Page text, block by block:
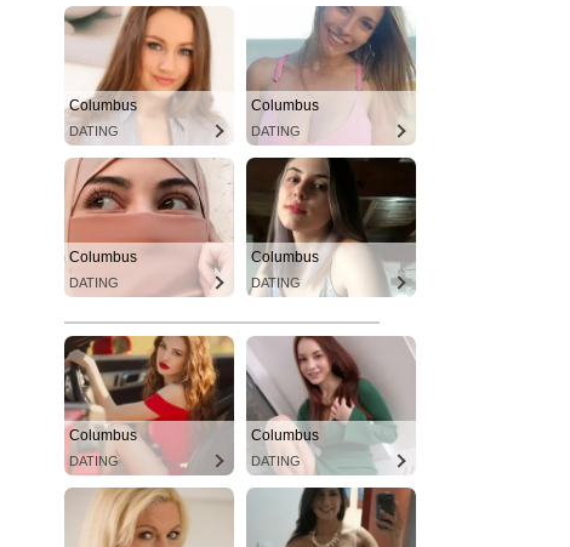
Columbus
DATING
Columbus
DATING
Columbus
DATING
Columbus
DATING
Columbus
DATING
Columbus
DATING